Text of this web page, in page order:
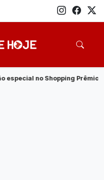
· Veja quem são os